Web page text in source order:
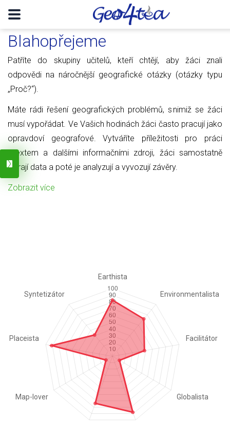
Blahopřejeme
Patříte do skupiny učitelů, kteří chtějí, aby žáci znali
odpovědi na náročnější geografické otázky (otázky typu
„Proč?“).
Máte rádi řešení geografických problémů, s nimiž se žáci
musí vypořádat. Ve Vašich hodinách žáci často pracují jako
opravdoví geografové. Vytváříte příležitosti pro práci
s textem a dalšími informačními zdroji, žáci samostatně
sbírají data a poté je analyzují a vyvozují závěry.
Zobrazit více